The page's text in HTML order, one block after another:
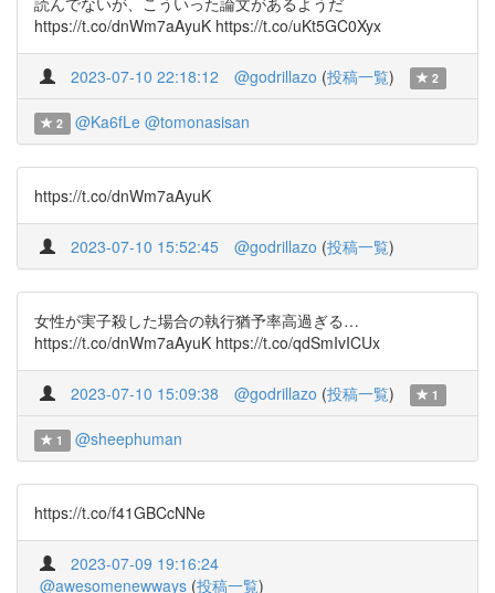
https://t.co/dnWm7aAyuK https://t.co/uKt5GC0Xyx
2023-07-10 22:18:12 @godrillazo (投稿一覧) 2
2 @Ka6fLe @tomonasisan
https://t.co/dnWm7aAyuK
2023-07-10 15:52:45 @godrillazo (投稿一覧)
女性が実子殺した場合の執行猶予率高過ぎる…
https://t.co/dnWm7aAyuK https://t.co/qdSmIvICUx
2023-07-10 15:09:38 @godrillazo (投稿一覧) 1
1 @sheephuman
https://t.co/f41GBCcNNe
2023-07-09 19:16:24
@awesomenewways (投稿一覧)